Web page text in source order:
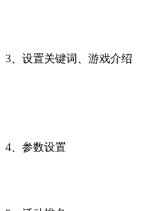
3、设置关键词、游戏介绍
4、参数设置